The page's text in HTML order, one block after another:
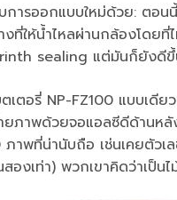
การออกแบบใหม่ด้วย: ตอ
งที่ให้น้ำไหลผ่านกล้องโดย
sealing แต่มันก็ยังดีขึ้
เตอรี่ NP-FZ100 แบบเดี
ยภาพด้วยจอแอลซีดีด้านห
าพที่น่านับถือ เช่นเคยตัวเ
องเท่า) พวกเขาคิดว่าเป็น